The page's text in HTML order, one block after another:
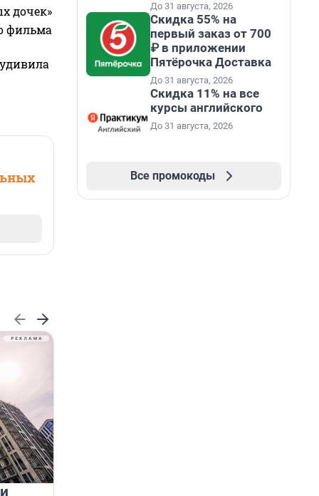
дочек»
фильма
До 31 августа, 2026
Скидка 55% на
первый заказ от 700
₽ в приложении
Пятёрочка Доставка
До 31 августа, 2026
Скидка 11% на все
курсы английского
До 31 августа, 2026
Все промокоды